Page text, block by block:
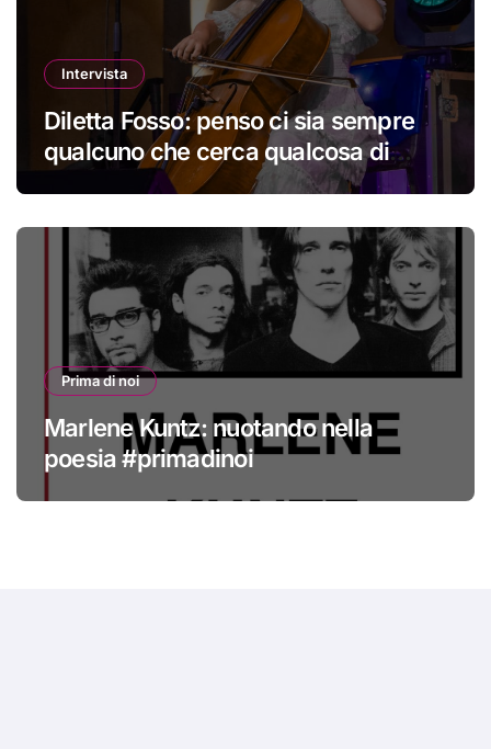
Intervista
Diletta Fosso: penso ci sia sempre
qualcuno che cerca qualcosa di
Prima di noi
Marlene Kuntz: nuotando nella
poesia #primadinoi